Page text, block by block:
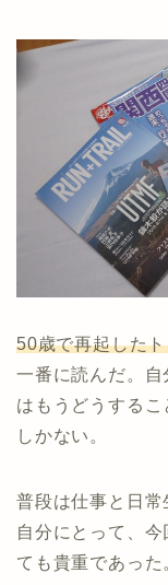
50歳で再起した
一番に読んだ。
はもうどうする
しかない。
普段は仕事と日
自分にとって、
ても貴重であった